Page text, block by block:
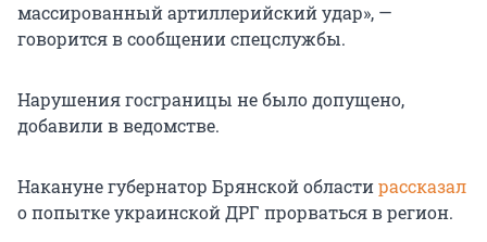
массированный артиллерийский удар», —
говорится в сообщении спецслужбы.
Нарушения госграницы не было допущено,
добавили в ведомстве.
Накануне губернатор Брянской областирассказал
о попытке украинской ДРГ прорваться в регион.